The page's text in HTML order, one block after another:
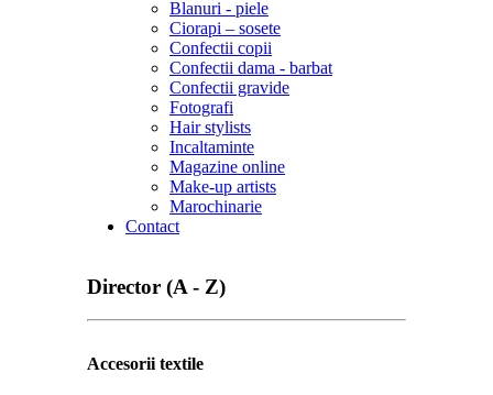
Blanuri - piele
Ciorapi – sosete
Confectii copii
Confectii dama - barbat
Confectii gravide
Fotografi
Hair stylists
Incaltaminte
Magazine online
Make-up artists
Marochinarie
Contact
Director (A - Z)
Accesorii textile